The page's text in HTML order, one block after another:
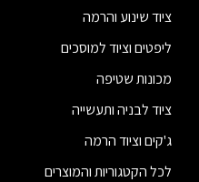
ציוד שינוע והרמה
ליפטים וציוד למוסכים
מכונות שטיפה
ציוד לבניה ותעשייה
ג'קים וציוד הרמה
לכל הקטגוריות והמוצרים